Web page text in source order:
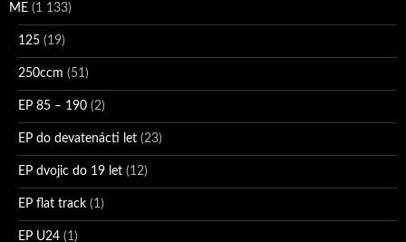
ME (1 133)
125 (19)
250ccm (51)
EP 85 – 190 (2)
EP do devatenácti let (23)
EP dvojic do 19 let (12)
EP flat track (1)
EP U24 (1)